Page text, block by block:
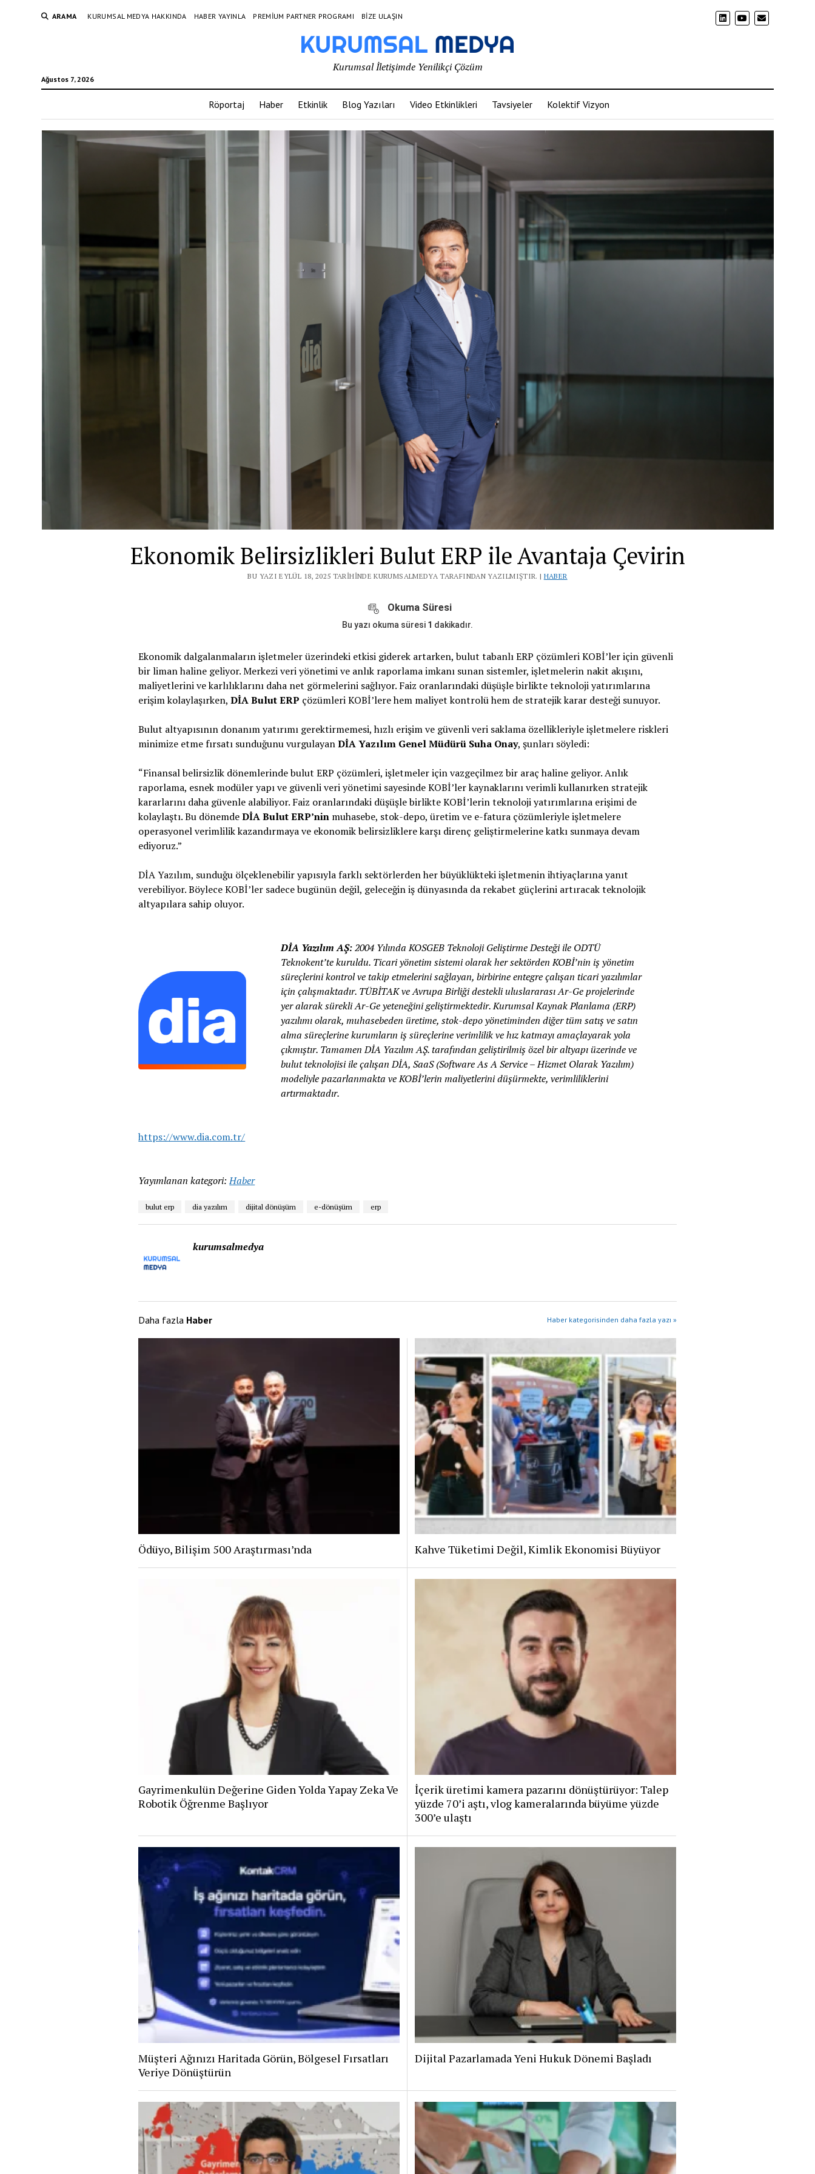
ARAMA KURUMSAL MEDYA HAKKINDA HABER YAYINLA PREMIUM PARTNER PROGRAMI BIZE ULAŞIN
Ağustos 7, 2026
Kurumsal İletişimde Yenilikçi Çözüm
Röportaj Haber Etkinlik Blog Yazıları Video Etkinlikleri Tavsiyeler Kolektif Vizyon
Ekonomik Belirsizlikleri Bulut ERP ile Avantaja Çevirin
BU YAZI EYLÜL 18, 2025 TARIHINDE KURUMSALMEDYA TARAFINDAN YAZILMIŞTIR. | HABER
Okuma Süresi
Bu yazı okuma süresi 1 dakikadır.
Ekonomik dalgalanmaların işletmeler üzerindeki etkisi giderek artarken, bulut tabanlı ERP çözümleri KOBİ’ler için güvenli
bir liman haline geliyor. Merkezi veri yönetimi ve anlık raporlama imkanı sunan sistemler, işletmelerin nakit akışını,
maliyetlerini ve karlılıklarını daha net görmelerini sağlıyor. Faiz oranlarındaki düşüşle birlikte teknoloji yatırımlarına
erişim kolaylaşırken,DİA Bulut ERP çözümleri KOBİ’lere hem maliyet kontrolü hem de stratejik karar desteği sunuyor.
Bulut altyapısının donanım yatırımı gerektirmemesi, hızlı erişim ve güvenli veri saklama özellikleriyle işletmelere riskleri
minimize etme fırsatı sunduğunu vurgulayanDİA Yazılım Genel Müdürü Suha Onay, şunları söyledi:
“Finansal belirsizlik dönemlerinde bulut ERP çözümleri, işletmeler için vazgeçilmez bir araç haline geliyor. Anlık
raporlama, esnek modüler yapı ve güvenli veri yönetimi sayesinde KOBİ’ler kaynaklarını verimli kullanırken stratejik
kararlarını daha güvenle alabiliyor. Faiz oranlarındaki düşüşle birlikte KOBİ’lerin teknoloji yatırımlarına erişimi de
kolaylaştı. Bu dönemdeDİA Bulut ERP’nin muhasebe, stok-depo, üretim ve e-fatura çözümleriyle işletmelere
operasyonel verimlilik kazandırmaya ve ekonomik belirsizliklere karşı direnç geliştirmelerine katkı sunmaya devam
ediyoruz.”
DİA Yazılım, sunduğu ölçeklenebilir yapısıyla farklı sektörlerden her büyüklükteki işletmenin ihtiyaçlarına yanıt
verebiliyor. Böylece KOBİ’ler sadece bugünün değil, geleceğin iş dünyasında da rekabet güçlerini artıracak teknolojik
altyapılara sahip oluyor.
DİA Yazılım AŞ:2004 Yılında KOSGEB Teknoloji Geliştirme Desteği ile ODTÜ
Teknokent’te kuruldu. Ticari yönetim sistemi olarak her sektörden KOBİ’nin iş yönetim
süreçlerini kontrol ve takip etmelerini sağlayan, birbirine entegre çalışan ticari yazılımlar
için çalışmaktadır. TÜBİTAK ve Avrupa Birliği destekli uluslararası Ar-Ge projelerinde
yer alarak sürekli Ar-Ge yeteneğini geliştirmektedir. Kurumsal Kaynak Planlama (ERP)
yazılımı olarak, muhasebeden üretime, stok-depo yönetiminden diğer tüm satış ve satın
alma süreçlerine kurumların iş süreçlerine verimlilik ve hız katmayı amaçlayarak yola
çıkmıştır. Tamamen DİA Yazılım AŞ. tarafından geliştirilmiş özel bir altyapı üzerinde ve
bulut teknolojisi ile çalışan DİA, SaaS (Software As A Service – Hizmet Olarak Yazılım)
modeliyle pazarlanmakta ve KOBİ’lerin maliyetlerini düşürmekte, verimliliklerini
artırmaktadır.
https://www.dia.com.tr/
Yayımlanan kategori: Haber
bulut erp dia yazılım dijital dönüşüm e-dönüşüm erp
kurumsalmedya
Daha fazla Haber Haber kategorisinden daha fazla yazı »
Ödüyo, Bilişim 500 Araştırması’nda Kahve Tüketimi Değil, Kimlik Ekonomisi Büyüyor
Gayrimenkulün Değerine Giden Yolda Yapay Zeka Ve
Robotik Öğrenme Başlıyor
İçerik üretimi kamera pazarını dönüştürüyor: Talep
yüzde 70’i aştı, vlog kameralarında büyüme yüzde
300’e ulaştı
Müşteri Ağınızı Haritada Görün, Bölgesel Fırsatları
Veriye Dönüştürün
Dijital Pazarlamada Yeni Hukuk Dönemi Başladı